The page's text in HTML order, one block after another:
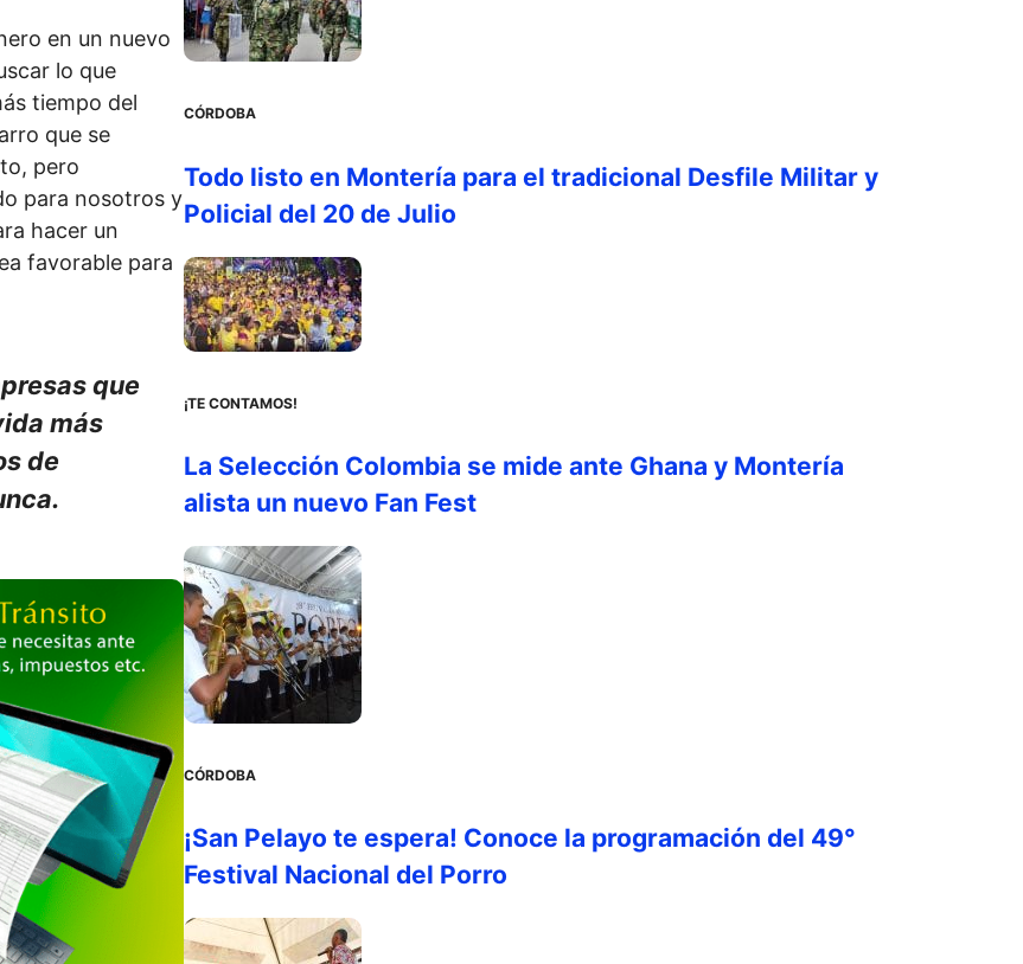
en un nuevo
lo que
tiempo del
que se
pero
para nosotros y
hacer un
favorable para
que
más
de
CÓRDOBA
Todo listo en Montería para el tradicional Desfile Militar y
Policial del 20 de Julio
¡TE CONTAMOS!
La Selección Colombia se mide ante Ghana y Montería
alista un nuevo Fan Fest
CÓRDOBA
¡San Pelayo te espera! Conoce la programación del 49°
Festival Nacional del Porro